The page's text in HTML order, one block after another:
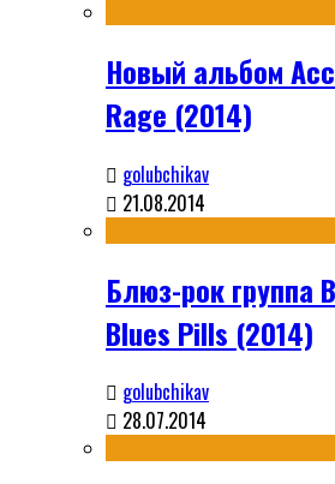
Новый альбом
Rage (2014)
golubchikav
21.08.2014
Блюз-рок группа
Blues Pills (2014)
golubchikav
28.07.2014